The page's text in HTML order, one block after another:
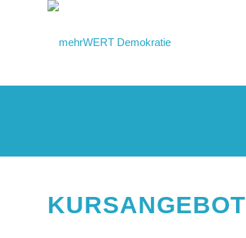
KURSANGEBOT